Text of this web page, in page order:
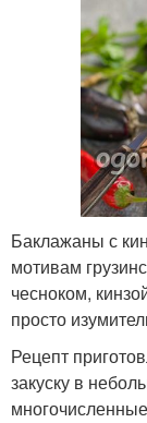
Баклажаны с
мотивам
чесноком,
просто
Рецепт
закуску в